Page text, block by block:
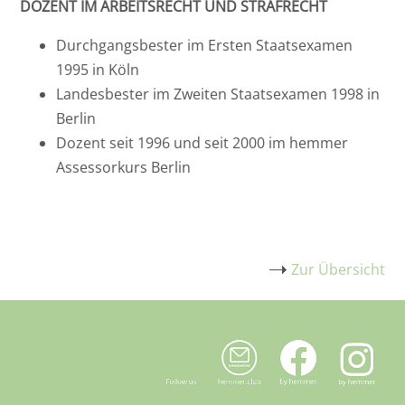
DOZENT IM ARBEITSRECHT UND STRAFRECHT
Durchgangsbester im Ersten Staatsexamen
1995 in Köln
Landesbester im Zweiten Staatsexamen 1998 in
Berlin
Dozent seit 1996 und seit 2000 im hemmer
Assessorkurs Berlin
Zur Übersicht